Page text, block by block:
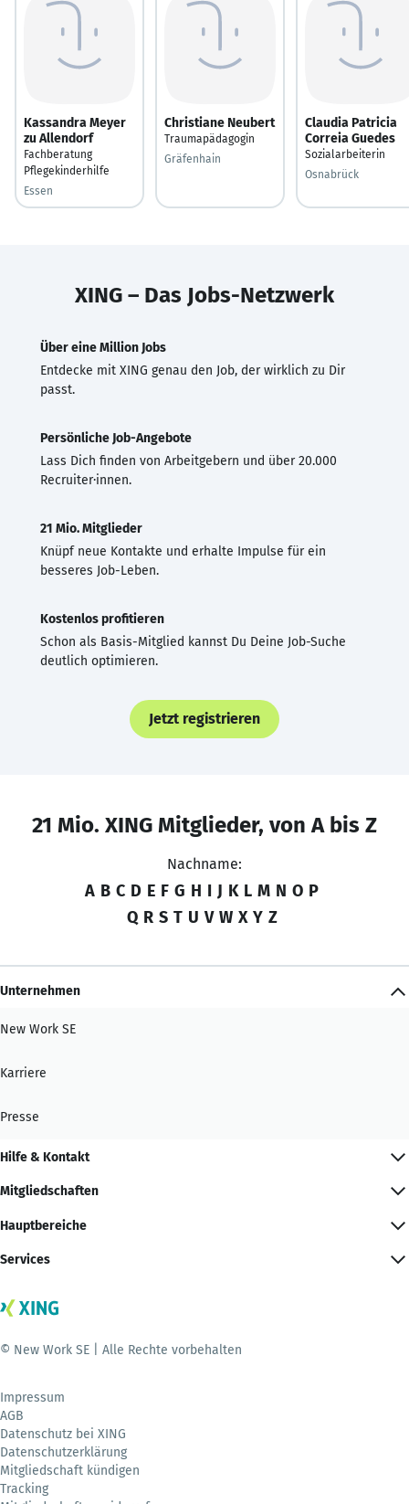
Kassandra Meyer
zu Allendorf
Fachberatung
Pflegekinderhilfe
Essen
Christiane Neubert
Traumapädagogin
Gräfenhain
Claudia Patricia
Correia Guedes
Sozialarbeiterin
Osnabrück
XING – Das Jobs-Netzwerk
Über eine Million Jobs
Entdecke mit XING genau den Job, der wirklich zu Dir
passt.
Persönliche Job-Angebote
Lass Dich finden von Arbeitgebern und über 20.000
Recruiter·innen.
21 Mio. Mitglieder
Knüpf neue Kontakte und erhalte Impulse für ein
besseres Job-Leben.
Kostenlos profitieren
Schon als Basis-Mitglied kannst Du Deine Job-Suche
deutlich optimieren.
Jetzt registrieren
21 Mio. XING Mitglieder, von A bis Z
Nachname:
A B C D E F G H I J K L M N O P
Q R S T U V W X Y Z
Unternehmen
New Work SE
Karriere
Presse
Hilfe & Kontakt
Mitgliedschaften
Hauptbereiche
Services
© New Work SE | Alle Rechte vorbehalten
Impressum
AGB
Datenschutz bei XING
Datenschutzerklärung
Mitgliedschaft kündigen
Tracking